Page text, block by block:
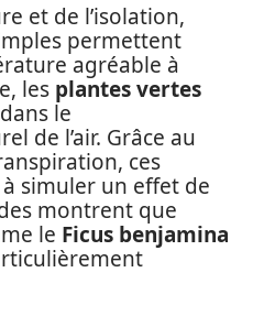
et de l’isolation,
permettent
agréable à
les plantes vertes
le
de l’air. Grâce au
ces
simuler un effet de
montrent que
le Ficus benjamina